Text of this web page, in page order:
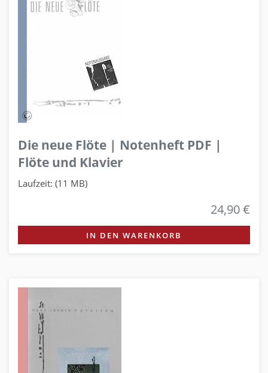
Die neue Flöte | Notenheft PDF |
Flöte und Klavier
Laufzeit: (11 MB)
24,90 €
IN DEN WARENKORB